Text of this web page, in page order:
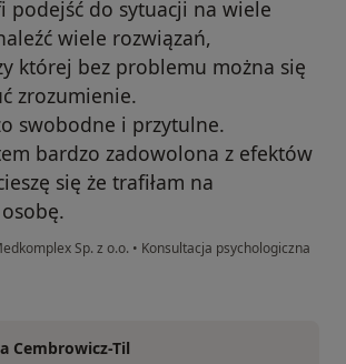
podejść do sytuacji na wiele
wiele rozwiązań,
której bez problemu można się
zrozumienie.
swobodne i przytulne.
bardzo zadowolona z efektów
się że trafiłam na
Sp. z o.o. • Konsultacja psychologiczna
Marzena
Cembrowicz-Til